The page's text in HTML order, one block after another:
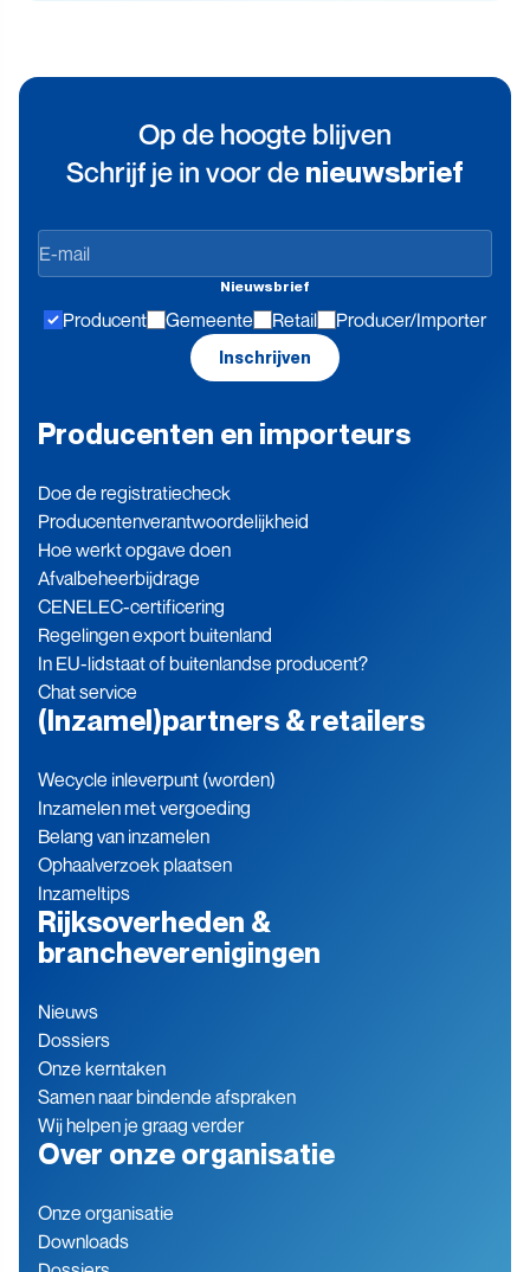
Op de hoogte blijven
Schrijf je in voor de nieuwsbrief
Op
de
blijven
Nieuwsbrief
Producent Gemeente Retail Producer/Importer
Inschrijven
Producenten en importeurs
Doe de registratiecheck
Producenten­verantwoordelijkheid
Hoe werkt opgave doen
Afvalbeheerbijdrage
CENELEC-certificering
Regelingen export buitenland
In EU-lidstaat of buitenlandse producent?
Chat service
(Inzamel)partners & retailers
Wecycle inleverpunt (worden)
Inzamelen met vergoeding
Belang van inzamelen
Ophaalverzoek plaatsen
Inzameltips
Rijksoverheden &
brancheverenigingen
Nieuws
Dossiers
Onze kerntaken
Samen naar bindende afspraken
Wij helpen je graag verder
Over onze organisatie
Onze organisatie
Downloads